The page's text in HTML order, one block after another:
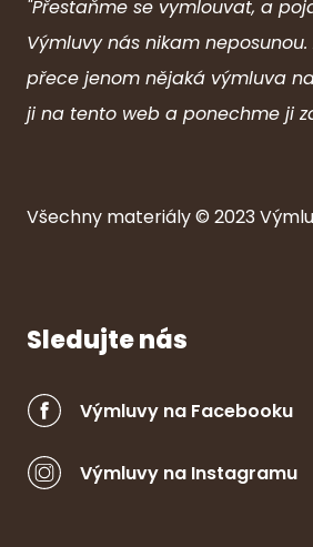
"Přestaňme se vymlouvat, a
Výmluvy nás nikam
přece jenom nějaká výmluva
ji na tento web a ponechme ji
Všechny materiály © 2023
Sledujte nás
Výmluvy na Facebooku
Výmluvy na Instagramu